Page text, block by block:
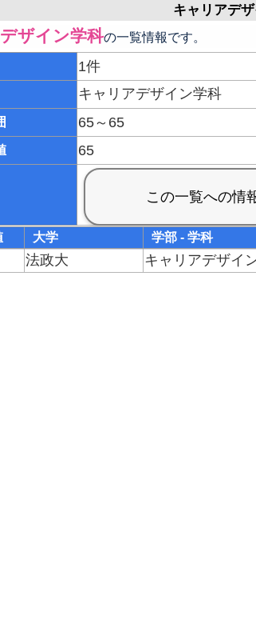
キャリアデ
ザイン学科の一覧情報です。
1件
キャリアデザイン学科
65～65
65
大学 学部 - 学科
法政大 キャリアデザイ